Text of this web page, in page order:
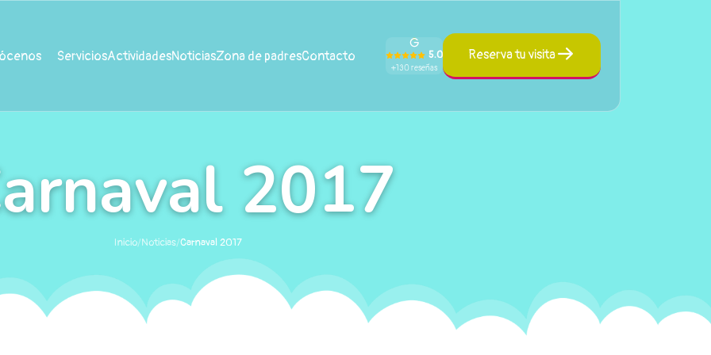
ServiciosActividadesNoticiasZona de padresContacto 5.0
+130 reseñas
Reserva tu visita
2017
Inicio/Noticias/Carnaval 2017